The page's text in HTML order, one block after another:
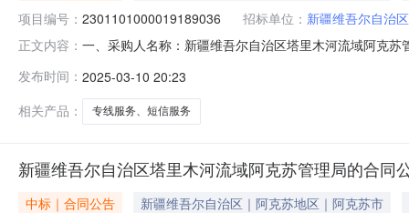
项目编号： 2301101000019189036 招标单位： 新疆维吾尔自治
正文内容： 一、采购人名称：新疆维吾尔自治区塔里木河流域阿克
专线服务、短信服务详见附件项1.01032010320服务要
发布时间： 2025-03-10 20:23
相关产品：
专线服务、短信服务
新疆维吾尔自治区塔里木河流域阿克苏管理局的合同
中标｜合同公告
新疆维吾尔自治区｜阿克苏地区｜阿克苏市